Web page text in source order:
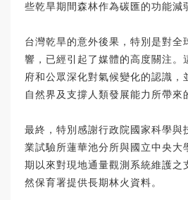
些乾旱期間森林作為碳匯的功能減
台灣乾旱的意外後果，特別是對全
響，已經引起了媒體的高度關注。
府和公眾深化對氣候變化的認識，
自然界及支撐人類發展能力所帶來
最終，特別感謝行政院國家科學與
業試驗所蓮華池分所與國立中央大
期以來對現地通量觀測系統維護之
然保育署提供長期林火資料。